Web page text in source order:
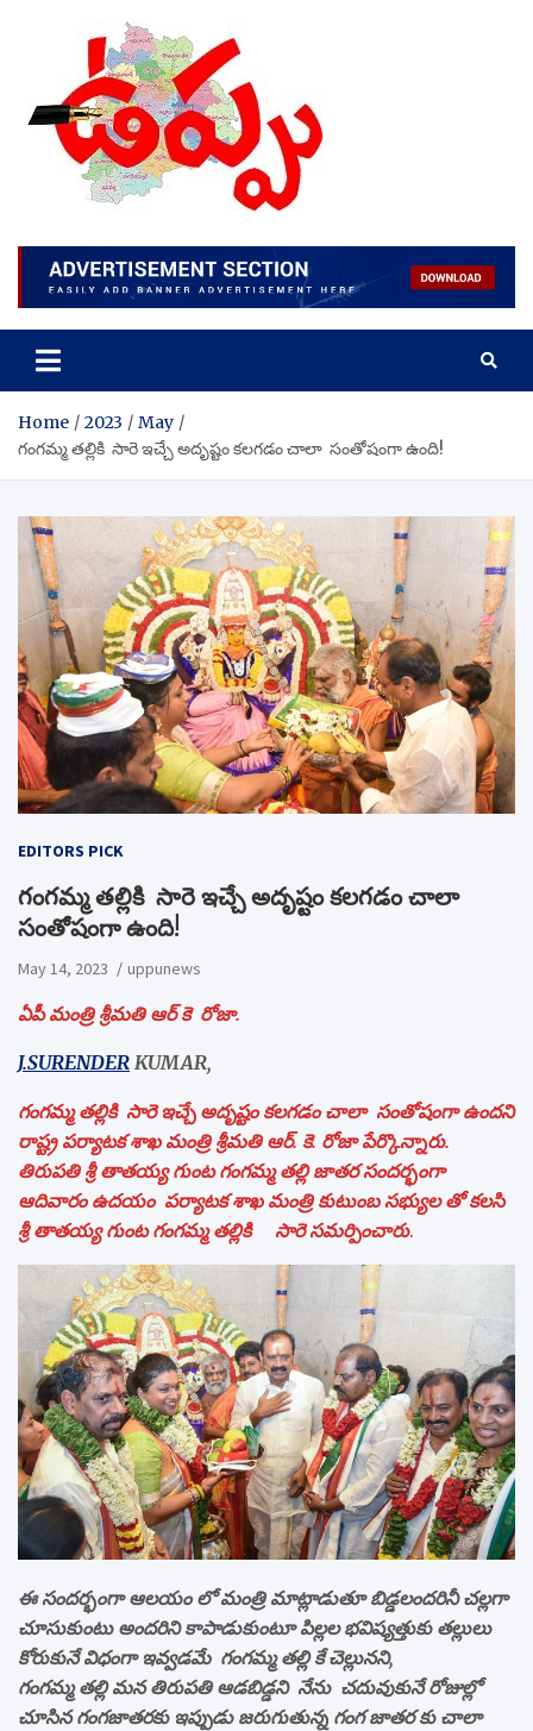
Home 2023
May
గంగమ్మ తల్లికి సారె ఇచ్చే అదృష్టం కలగడం చాలా సంతోషంగా ఉంది!
EDITORS PICK
గంగమ్మ తల్లికి సారె ఇచ్చే అదృష్టం కలగడం చాలా
సంతోషంగా ఉంది!
May 14, 2023 uppunews
ఏపీ మంత్రి శ్రీమతి ఆర్ కె రోజా.
J.SURENDER KUMAR,
గంగమ్మ తల్లికి సారె ఇచ్చే అదృష్టం కలగడం చాలా సంతోషంగా ఉందని
రాష్ట్ర పర్యాటక శాఖ మంత్రి శ్రీమతి ఆర్. కె. రోజా పేర్కొన్నారు.
తిరుపతి శ్రీ తాతయ్య గుంట గంగమ్మ తల్లి జాతర సందర్భంగా
ఆదివారం ఉదయం పర్యాటక శాఖ మంత్రి కుటుంబ సభ్యుల తో కలసి
శ్రీ తాతయ్య గుంట గంగమ్మ తల్లికి సారె సమర్పించారు.
ఈ సందర్భంగా ఆలయం లో మంత్రి మాట్లాడుతూ బిడ్డలందరినీ చల్లగా
చూసుకుంటు అందరిని కాపాడుకుంటూ పిల్లల భవిష్యత్తుకు తల్లులు
కోరుకునే విధంగా ఇవ్వడమే గంగమ్మ తల్లి కే చెల్లునని,
గంగమ్మ తల్లి మన తిరుపతి ఆడబిడ్డని నేను చదువుకునే రోజుల్లో
చూసిన గంగజాతరకు ఇప్పుడు జరుగుతున్న గంగ జాతర కు చాలా